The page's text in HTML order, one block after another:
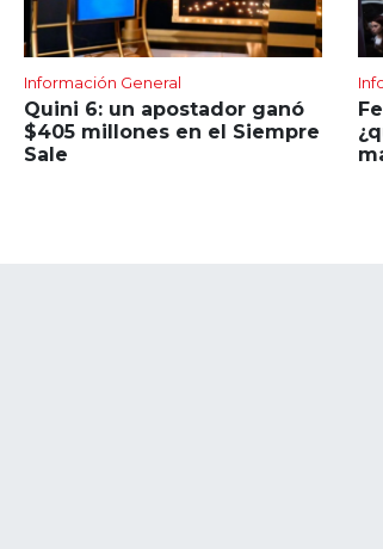
Información General
Quini 6: un apostador ganó
$405 millones en el Siempre
Sale